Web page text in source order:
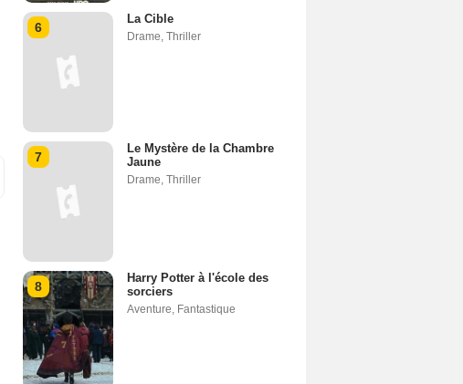
6
La Cible
Drame, Thriller
7
Le Mystère de la Chambre
Jaune
Drame, Thriller
8
Harry Potter à l'école des
sorciers
Aventure, Fantastique